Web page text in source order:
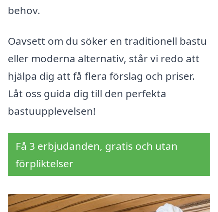
behov.
Oavsett om du söker en traditionell bastu
eller moderna alternativ, står vi redo att
hjälpa dig att få flera förslag och priser.
Låt oss guida dig till den perfekta
bastuupplevelsen!
Få 3 erbjudanden, gratis och utan
förpliktelser